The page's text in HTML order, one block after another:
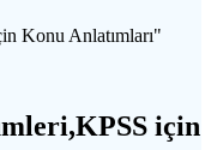
için